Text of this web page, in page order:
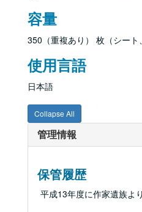
容量
350（重複あり） 枚（シー
使用言語
日本語
Collapse All
管理情報
保管履歴
平成13年度に作家遺族よ